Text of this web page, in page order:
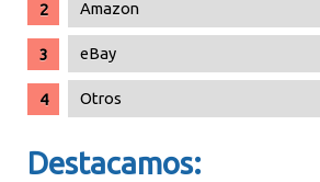
Amazon
eBay
Otros
Destacamos: